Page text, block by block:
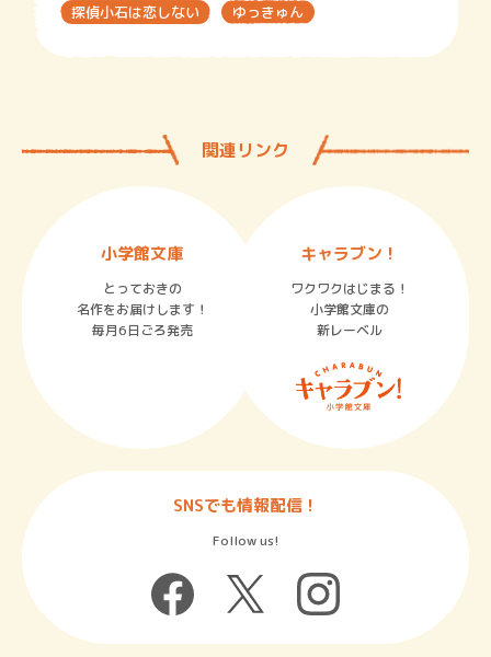
探偵小石は恋しない
ゆっきゅん
関連リンク
小学館文庫
とっておきの
名作をお届けします！
毎月6日ごろ発売
キャラブン！
ワクワクはじまる！
小学館文庫の
新レーベル
SNSでも情報配信！
Follow us!